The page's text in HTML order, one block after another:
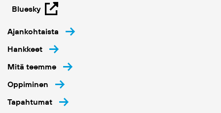
Bluesky
Ajankohtaista
Hankkeet
Mitä teemme
Oppiminen
Tapahtumat